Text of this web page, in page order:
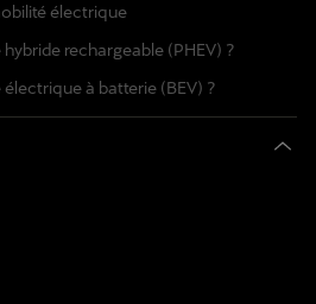
électrique
rechargeable (PHEV) ?
électrique à batterie (BEV) ?